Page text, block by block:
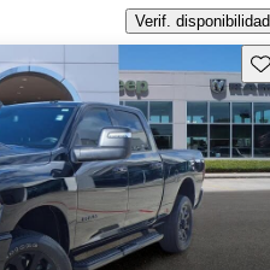
Verif. disponibilidad